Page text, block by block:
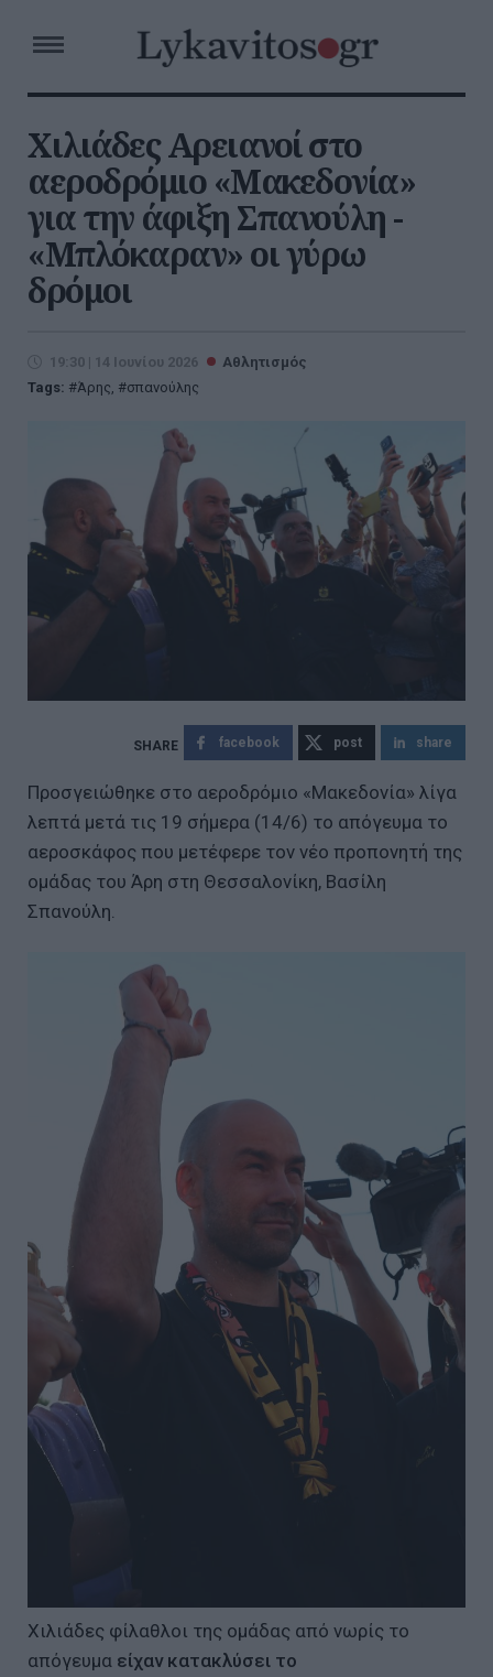
Χιλιάδες Αρειανοί στο
αεροδρόμιο «Μακεδονία»
για την άφιξη Σπανούλη -
«Μπλόκαραν» οι γύρω
δρόμοι
19:30 | 14 Ιουνίου 2026
Αθλητισμός
Tags:
Άρης, σπανούλης
facebook post share
Προσγειώθηκε στο αεροδρόμιο «Μακεδονία» λίγα
λεπτά μετά τις 19 σήμερα (14/6) το απόγευμα το
αεροσκάφος που μετέφερε τον νέο προπονητή της
ομάδας του Άρη στη Θεσσαλονίκη, Βασίλη
Σπανούλη.
Χιλιάδες φίλαθλοι της ομάδας από νωρίς το
απόγευμα είχαν κατακλύσει το